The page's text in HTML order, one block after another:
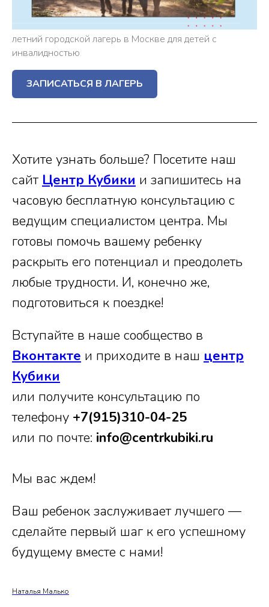
летний городской лагерь в Москве для детей с
инвалидностью
ЗАПИСАТЬСЯ В ЛАГЕРЬ
Хотите узнать больше? Посетите наш
сайт Центр Кубики и запишитесь на
часовую бесплатную консультацию с
ведущим специалистом центра. Мы
готовы помочь вашему ребенку
раскрыть его потенциал и преодолеть
любые трудности. И, конечно же,
подготовиться к поездке!
Вступайте в наше сообщество в
Вконтакте и приходите в наш центр
Кубики
или получите консультацию по
телефону +7(915)310-04-25
или по почте: info@centrkubiki.ru
Мы вас ждем!
Ваш ребенок заслуживает лучшего —
сделайте первый шаг к его успешному
будущему вместе с нами!
Наталья Малько